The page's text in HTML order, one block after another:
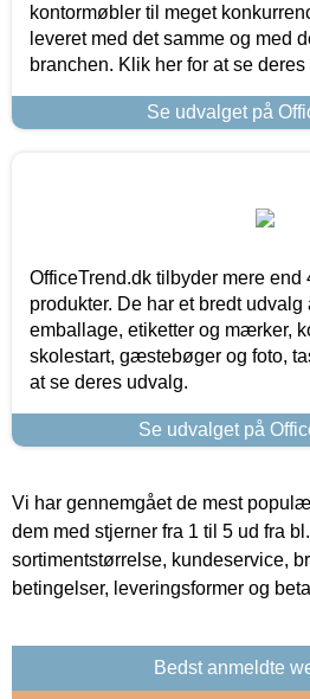
kontormøbler til meget
leveret med det samme og med
branchen. Klik her for at se deres
Se udvalget på
OfficeTrend.dk tilbyder mere end
produkter. De har et bredt udvalg
emballage, etiketter og mærker,
skolestart, gæstebøger og foto,
at se deres udvalg.
Se udvalget på
Vi har gennemgået de mest
dem med stjerner fra 1 til 5 ud fra
sortimentstørrelse, kundeservice,
betingelser, leveringsformer og
Bedst anmeldte